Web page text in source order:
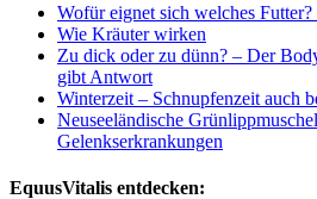
Wofür eignet sich welches
Wie Kräuter wirken
Zu dick oder zu dünn? – Der
gibt Antwort
Winterzeit – Schnupfenzeit auch
Neuseeländische
Gelenkserkrankungen
EquusVitalis entdecken: